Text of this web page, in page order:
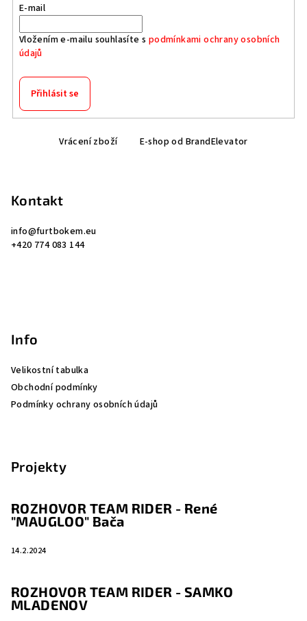
E-mail
Vložením e-mailu souhlasíte s podmínkami ochrany osobních
údajů
Přihlásit se
Vrácení zboží E-shop od BrandElevator
Kontakt
info@furtbokem.eu
+420 774 083 144
Info
Velikostní tabulka
Obchodní podmínky
Podmínky ochrany osobních údajů
Projekty
ROZHOVOR TEAM RIDER - René
"MAUGLOO" Bača
14.2.2024
ROZHOVOR TEAM RIDER - SAMKO
MLADENOV